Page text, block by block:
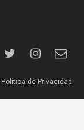
Política de Privacidad